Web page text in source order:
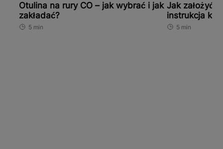
Otulina na rury CO – jak wybrać i jak
zakładać?
5 min
Jak założyć
instrukcja
5 min